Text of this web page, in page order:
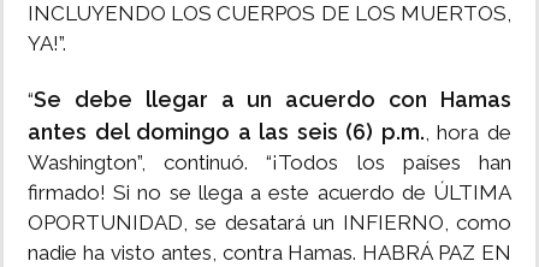
INCLUYENDO LOS CUERPOS DE LOS MUERTOS,
YA!”.
“Se debe llegar a un acuerdo con Hamas
antes del domingo a las seis (6) p.m., hora de
Washington”, continuó. “¡Todos los países han
firmado! Si no se llega a este acuerdo de ÚLTIMA
OPORTUNIDAD, se desatará un INFIERNO, como
nadie ha visto antes, contra Hamas. HABRÁ PAZ EN